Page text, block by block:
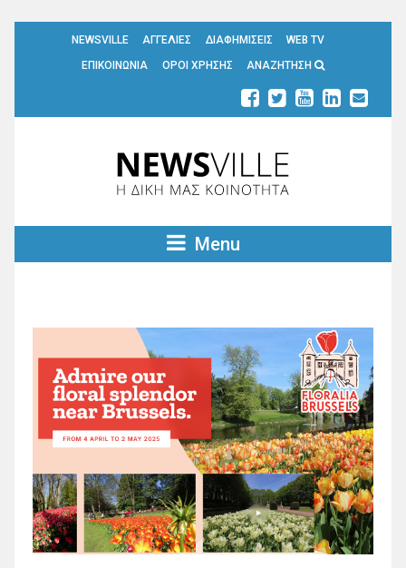
NEWSVILLE ΑΓΓΕΛΙΕΣ ΔΙΑΦΗΜΙΣΕΙΣ
WEB TV
ΕΠΙΚΟΙΝΩΝΙΑ
ΟΡΟΙ ΧΡΗΣΗΣ ΑΝΑΖΗΤΗΣΗ
Menu